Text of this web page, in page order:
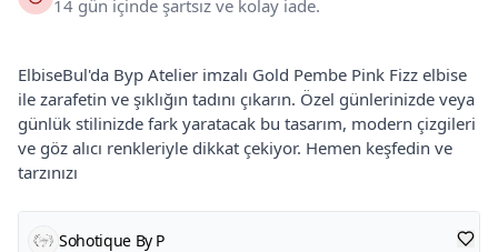
14 gün içinde şartsız ve kolay iade.
ElbiseBul'da Byp Atelier imzalı Gold Pembe Pink Fizz elbise
ile zarafetin ve şıklığın tadını çıkarın. Özel günlerinizde veya
günlük stilinizde fark yaratacak bu tasarım, modern çizgileri
ve göz alıcı renkleriyle dikkat çekiyor. Hemen keşfedin ve
tarzınızı
Sohotique By P